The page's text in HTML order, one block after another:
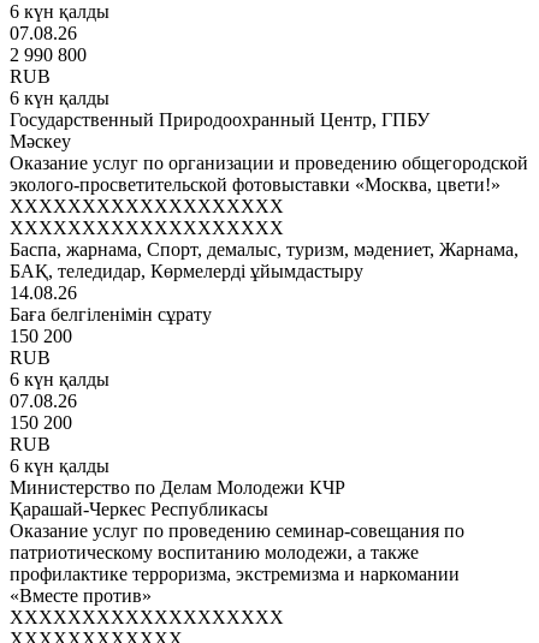
6 күн қалды
07.08.26
2 990 800
RUB
6 күн қалды
Государственный Природоохранный Центр, ГПБУ
Мәскеу
Оказание услуг по организации и проведению общегородской
эколого-просветительской фотовыставки «Москва, цвети!»
XXXXXXXXXXXXXXXXXXX
XXXXXXXXXXXXXXXXXXX
Баспа, жарнама, Спорт, демалыс, туризм, мәдениет, Жарнама,
БАҚ, теледидар, Көрмелерді ұйымдастыру
14.08.26
Баға белгіленімін сұрату
150 200
RUB
6 күн қалды
07.08.26
150 200
RUB
6 күн қалды
Министерство по Делам Молодежи КЧР
Қарашай-Черкес Республикасы
Оказание услуг по проведению семинар-совещания по
патриотическому воспитанию молодежи, а также
профилактике терроризма, экстремизма и наркомании
«Вместе против»
XXXXXXXXXXXXXXXXXXX